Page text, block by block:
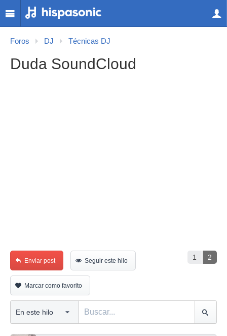
Foros DJ Técnicas DJ
Duda SoundCloud
1 2
Enviar post Seguir este hilo
Marcar como favorito